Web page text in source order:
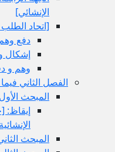
الإنشائي‏]
[اتحاد الطلب
دفع وهم
إشكال
وهم و
الفصل الثاني
المبحث
إيقاظ:
المبحث